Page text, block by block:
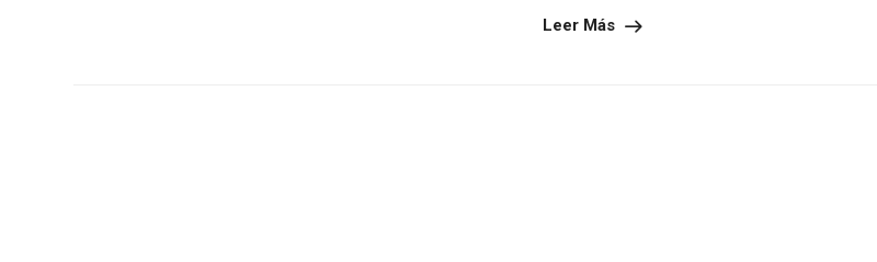
Leer Más